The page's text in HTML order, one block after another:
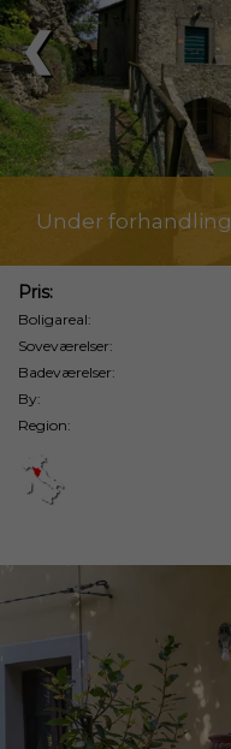
❮
Under forhandling
Pris:
Boligareal:
Soveværelser:
Badeværelser:
By:
Region: